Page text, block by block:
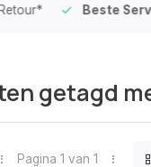
Beste
getagd
Pagina 1 van 1